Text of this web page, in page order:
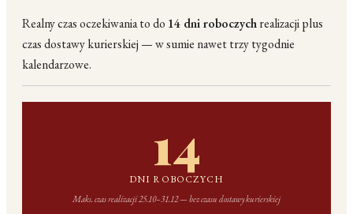
Realny czas oczekiwania to do 14 dni roboczychrealizacji plus
czas dostawy kurierskiej — w sumie nawet trzy tygodnie
kalendarzowe.
14
DNI ROBOCZYCH
Maks. czas realizacji 25.10–31.12 — bez czasu dostawy kurierskiej